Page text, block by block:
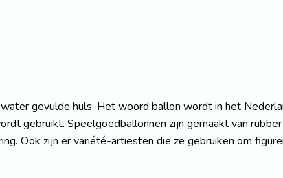
gevulde huls. Het woord ballon wordt in het
gebruikt. Speelgoedballonnen zijn gemaakt van
Ook zijn er variété-artiesten die ze gebruiken om